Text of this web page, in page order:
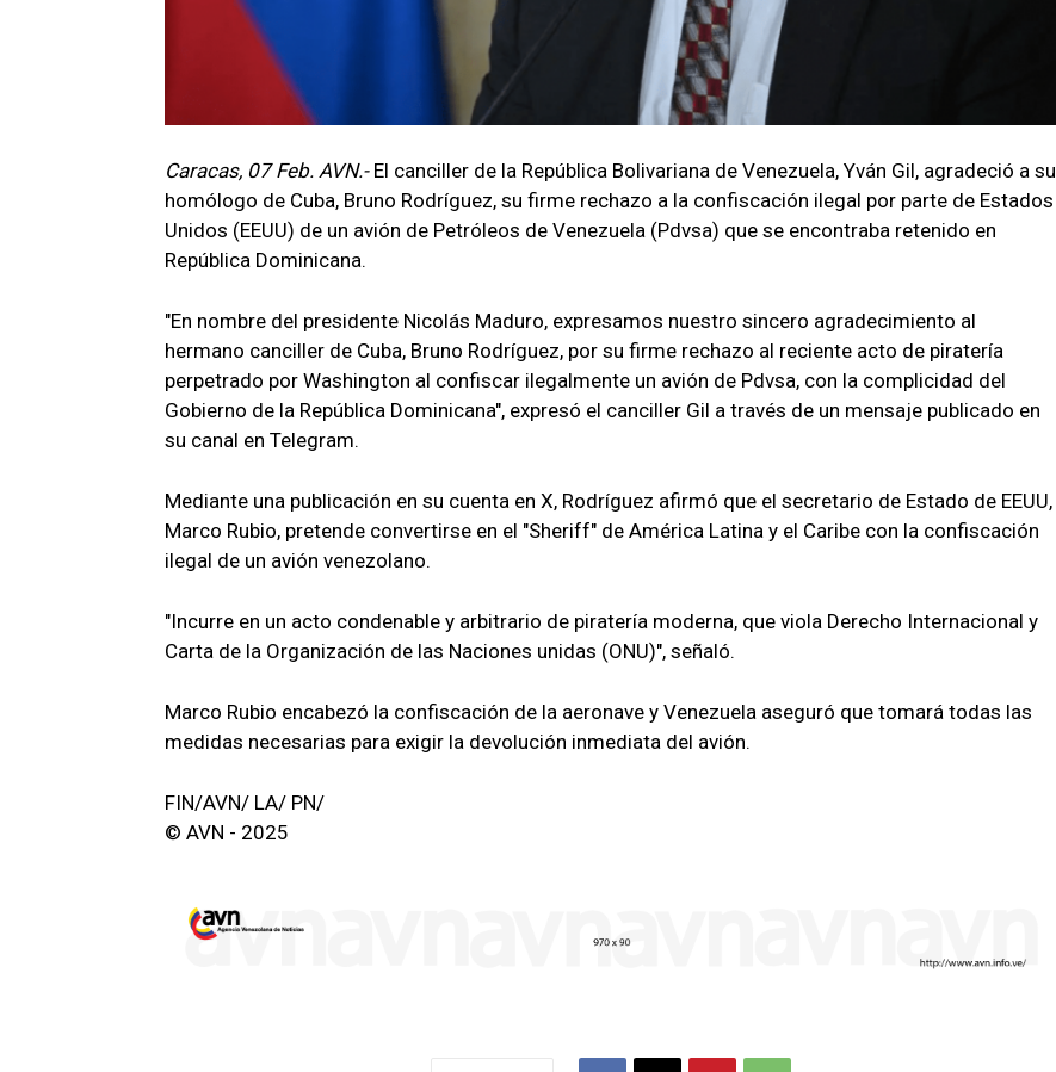
Caracas, 07 Feb. AVN.- El canciller de la República Bolivariana de Venezuela, Yván Gil, agradeció a su
homólogo de Cuba, Bruno Rodríguez, su firme rechazo a la confiscación ilegal por parte de Estados
Unidos (EEUU) de un avión de Petróleos de Venezuela (Pdvsa) que se encontraba retenido en
República Dominicana.
"En nombre del presidente Nicolás Maduro, expresamos nuestro sincero agradecimiento al
hermano canciller de Cuba, Bruno Rodríguez, por su firme rechazo al reciente acto de piratería
perpetrado por Washington al confiscar ilegalmente un avión de Pdvsa, con la complicidad del
Gobierno de la República Dominicana", expresó el canciller Gil a través de un mensaje publicado en
su canal en Telegram.
Mediante una publicación en su cuenta en X, Rodríguez afirmó que el secretario de Estado de EEUU,
Marco Rubio, pretende convertirse en el "Sheriff" de América Latina y el Caribe con la confiscación
ilegal de un avión venezolano.
"Incurre en un acto condenable y arbitrario de piratería moderna, que viola Derecho Internacional y
Carta de la Organización de las Naciones unidas (ONU)", señaló.
Marco Rubio encabezó la confiscación de la aeronave y Venezuela aseguró que tomará todas las
medidas necesarias para exigir la devolución inmediata del avión.
FIN/AVN/ LA/ PN/
© AVN - 2025